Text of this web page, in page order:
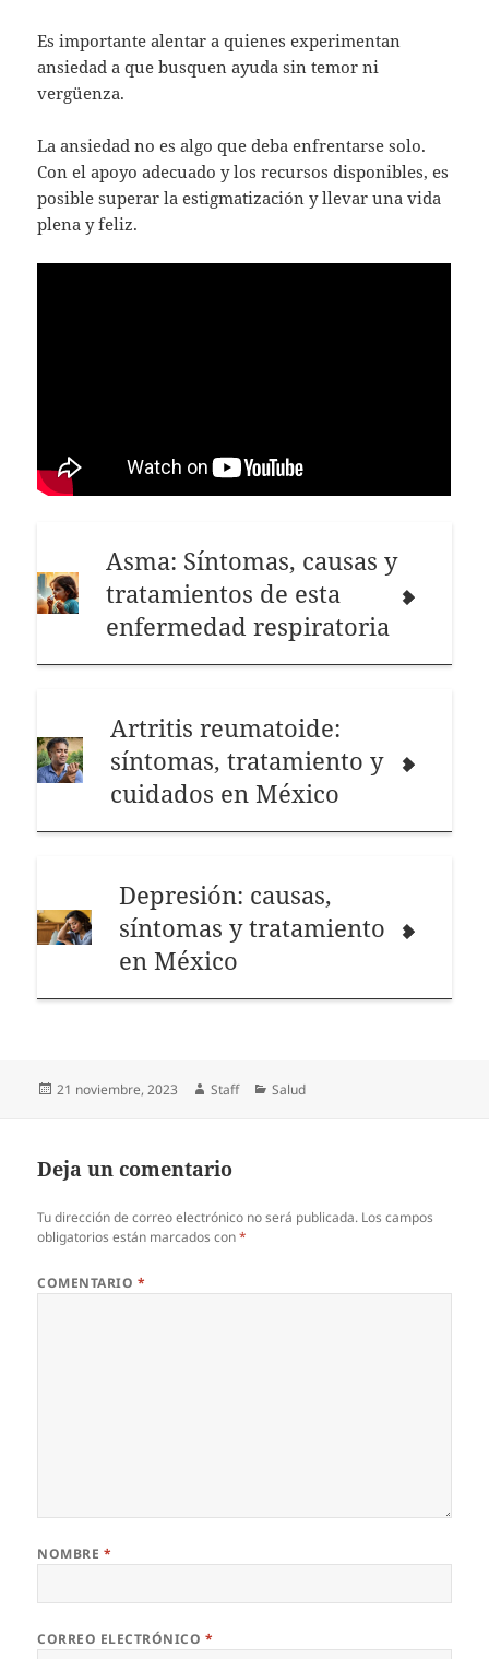
Es importante alentar a quienes experimentan
ansiedad a que busquen ayuda sin temor ni
vergüenza.
La ansiedad no es algo que deba enfrentarse solo.
Con el apoyo adecuado y los recursos disponibles, es
posible superar la estigmatización y llevar una vida
plena y feliz.
Asma: Síntomas, causas y
tratamientos de esta
enfermedad respiratoria
Artritis reumatoide:
síntomas, tratamiento y
cuidados en México
Depresión: causas,
síntomas y tratamiento
en México
Publicado
21 noviembre, 2023 Autor
Staff Categorías
Salud
Deja un comentario
Tu dirección de correo electrónico no será publicada. Los campos
obligatorios están marcados con*
COMENTARIO *
NOMBRE *
CORREO ELECTRÓNICO *